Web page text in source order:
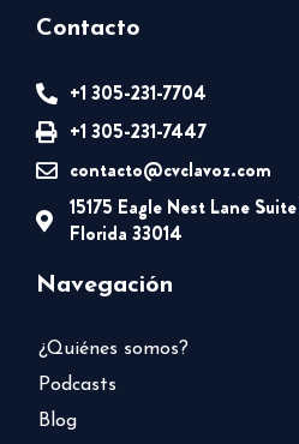
Contacto
+1 305-231-7704
+1 305-231-7447
contacto@cvclavoz.com
15175 Eagle Nest Lane
Florida 33014
Navegación
¿Quiénes somos?
Podcasts
Blog